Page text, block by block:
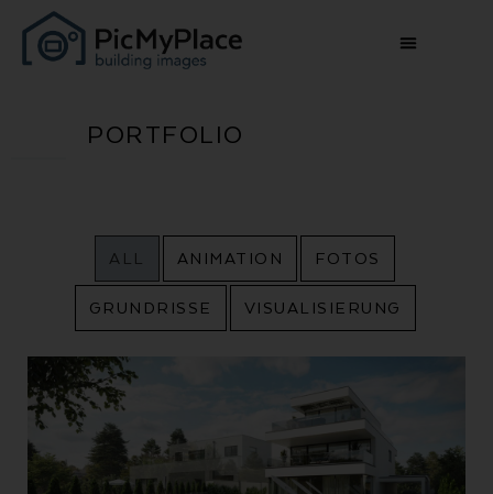
PORTFOLIO
ALL ANIMATION FOTOS
GRUNDRISSE VISUALISIERUNG